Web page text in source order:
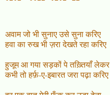
अवाम जो भी सुनाए उसे सुना करिए
हवा का रुख भी ज़रा देखते रहा करिए
हुजूम आ गया सड़कों पे तख़्तियाँ लेकर
कभी तो हर्फ़-ए-इबारत जरा पढ़ा करिए